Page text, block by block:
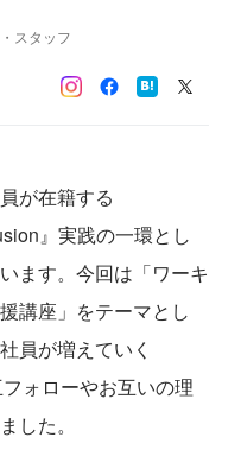
スタッフ
が在籍する
』実践の一環とし
ます。今回は「ワーキ
講座」をテーマとし
員が増えていく
ォローやお互いの理
した。